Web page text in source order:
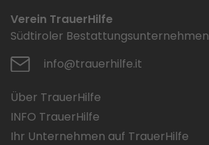
Verein TrauerHilfe
Südtiroler Bestattungsunternehmen
info@trauerhilfe.it
Über TrauerHilfe
INFO TrauerHilfe
Ihr Unternehmen auf TrauerHilfe